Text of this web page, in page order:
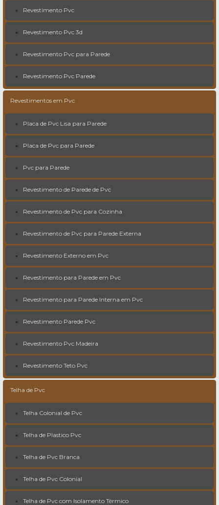
Revestimento Pvc
Revestimento Pvc 3d
Revestimento Pvc para Parede
Revestimento Pvc Parede
Revestimentos em Pvc
Placa de Pvc Lisa para Parede
Placa de Pvc para Parede
Pvc para Parede
Revestimento de Parede de Pvc
Revestimento de Pvc para Cozinha
Revestimento de Pvc para Parede Externa
Revestimento Externo em Pvc
Revestimento para Parede em Pvc
Revestimento para Parede Interna em Pvc
Revestimento Parede Pvc
Revestimento Pvc Madeira
Revestimento Teto Pvc
Telha de Pvc
Telha Colonial de Pvc
Telha de Plastico Pvc
Telha de Pvc Branca
Telha de Pvc Colonial
Telha de Pvc com Isolamento Térmico